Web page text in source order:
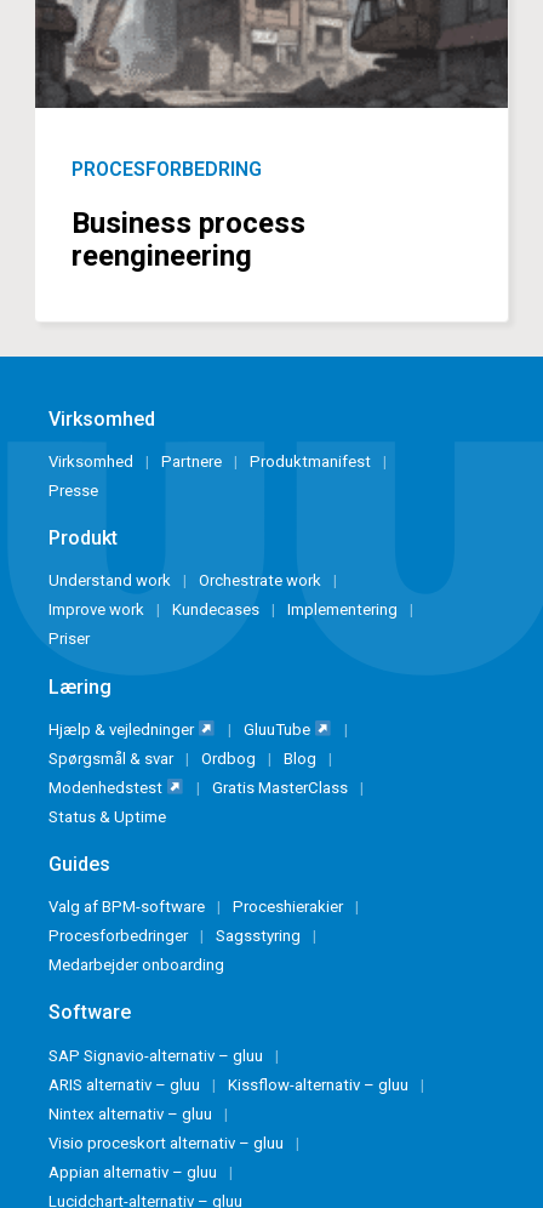
PROCESFORBEDRING
Business process
reengineering
Virksomhed
Virksomhed Partnere
Produktmanifest
Presse
Produkt
Understand work
Orchestrate work
Improve work
Kundecases
Implementering
Priser
Læring
Hjælp & vejledninger
GluuTube
Spørgsmål & svar
Ordbog
Blog
Modenhedstest
Gratis MasterClass
Status & Uptime
Guides
Valg af BPM-software
Proceshierakier
Procesforbedringer
Sagsstyring
Medarbejder onboarding
Software
SAP Signavio-alternativ – gluu
ARIS alternativ – gluu
Kissflow-alternativ – gluu
Nintex alternativ – gluu
Visio proceskort alternativ – gluu
Appian alternativ – gluu
Lucidchart-alternativ – gluu